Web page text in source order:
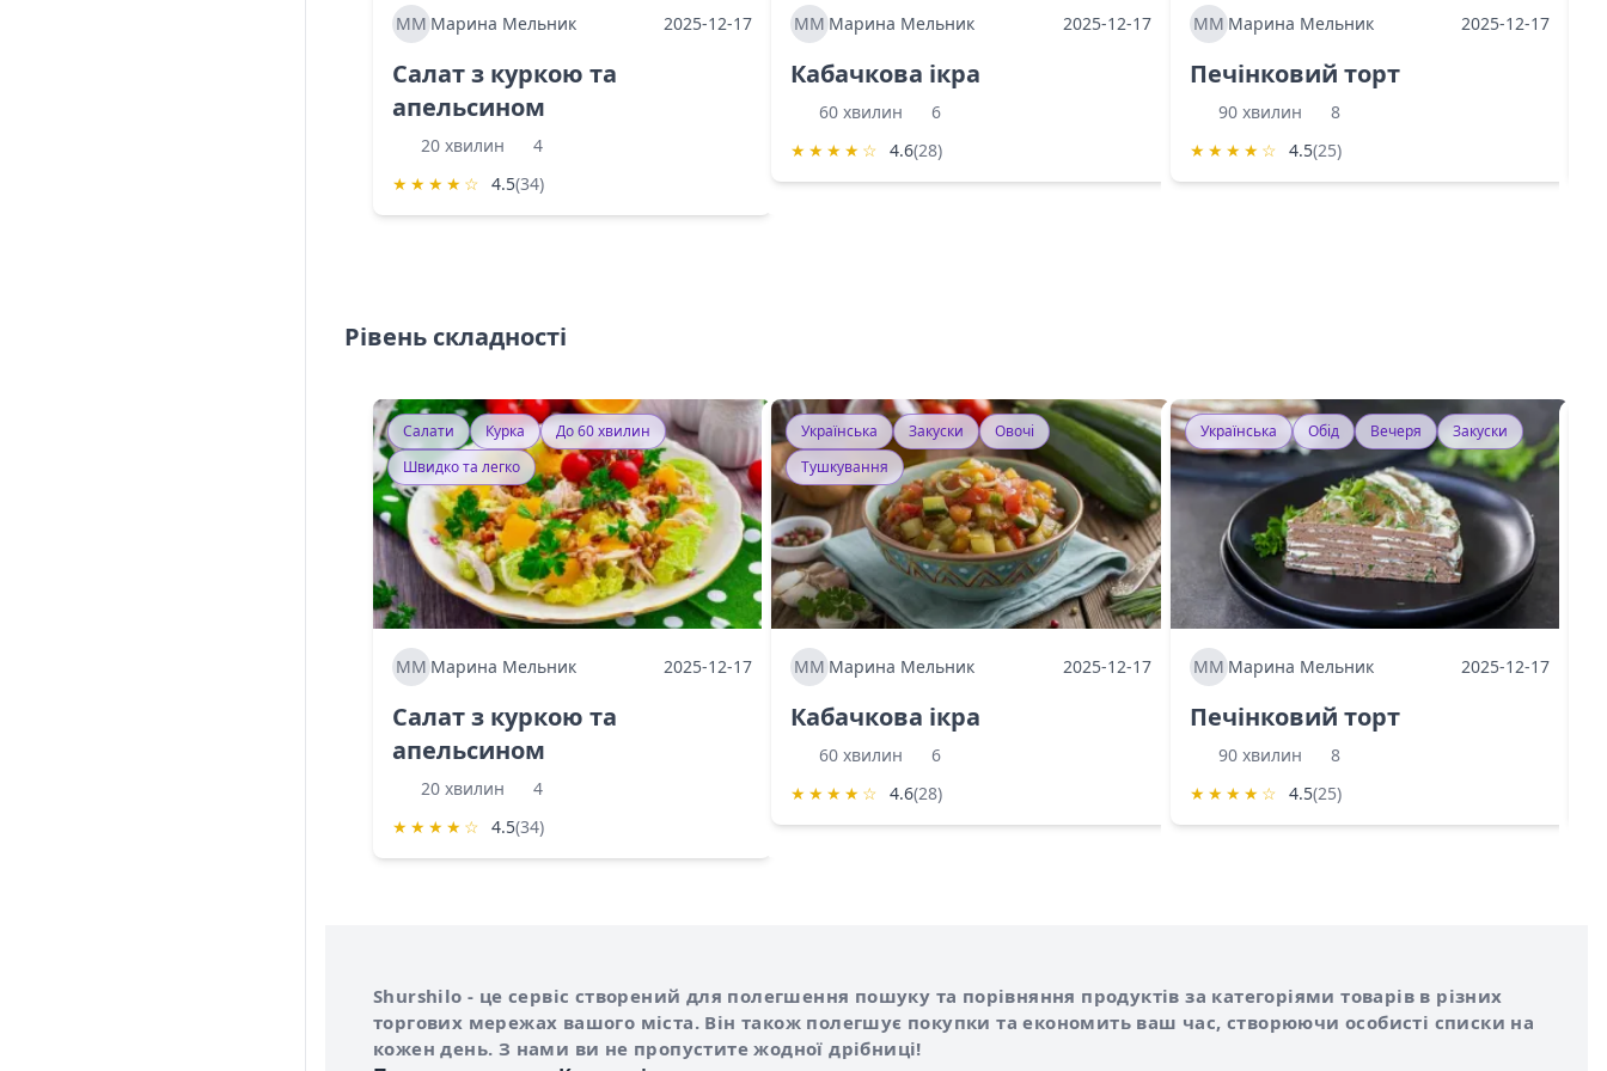
ММ Марина Мельник 2025-12-17
Салат з куркою та
апельсином
20 хвилин
4
★ ★ ★ ★ ☆ 4.5(34)
ММ Марина Мельник 2025-12-17
Кабачкова ікра
60 хвилин
6
★ ★ ★ ★ ☆ 4.6(28)
МММарина Мельник 2025-12-17
Печінковий торт
90 хвилин
8
★ ★ ★ ★ ☆ 4.5(25)
Рівень складності
Салати Курка
До 60 хвилин
Швидко та легко
ММ Марина Мельник 2025-12-17
Салат з куркою та
апельсином
20 хвилин
4
★ ★ ★ ★ ☆ 4.5(34)
Українська Закуски
Овочі
Тушкування
ММ Марина Мельник 2025-12-17
Кабачкова ікра
60 хвилин
6
★ ★ ★ ★ ☆ 4.6(28)
Українська Обід Вечеря Закуски
МММарина Мельник 2025-12-17
Печінковий торт
90 хвилин
8
★ ★ ★ ★ ☆ 4.5(25)
Про сервіс Shurshilo
Shurshilo - це сервіс створений для полегшення пошуку та порівняння продуктів за категоріями товарів в різних
торгових мережах вашого міста. Він також полегшує покупки та економить ваш час, створюючи особисті списки на
кожен день. З нами ви не пропустите жодної дрібниці!